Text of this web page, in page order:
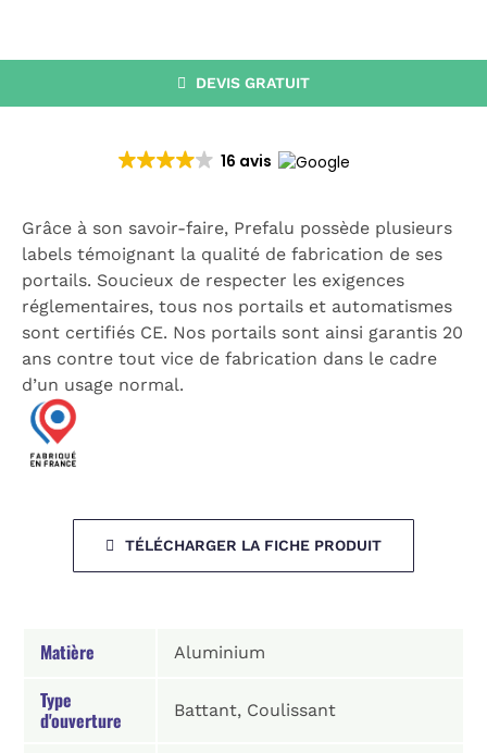
DEVIS GRATUIT
16 avis
Grâce à son savoir-faire, Prefalu possède plusieurs
labels témoignant la qualité de fabrication de ses
portails. Soucieux de respecter les exigences
réglementaires, tous nos portails et automatismes
sont certifiés CE. Nos portails sont ainsi garantis 20
ans contre tout vice de fabrication dans le cadre
d’un usage normal.
TÉLÉCHARGER LA FICHE PRODUIT
Matière Aluminium
Type
d'ouverture Battant, Coulissant